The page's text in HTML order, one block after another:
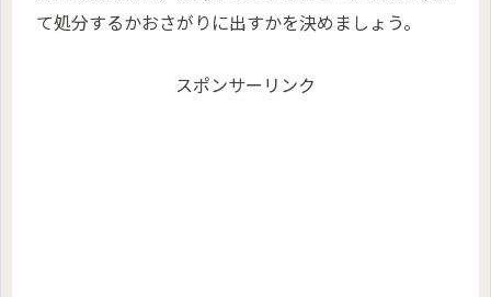
て処分するかおさがりに出すかを決めましょう。
スポンサーリンク